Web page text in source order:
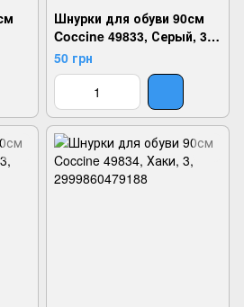
Шнурки для обуви 90см
Coccine 49833, Серый, 3,
2999860479171
50 грн